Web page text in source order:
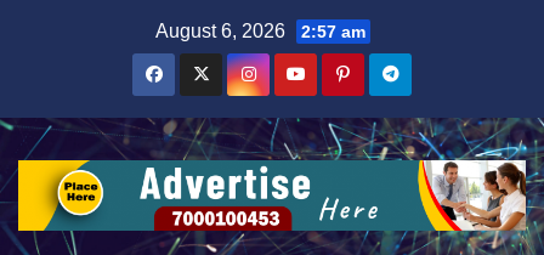
August 6, 2026 2:57 am